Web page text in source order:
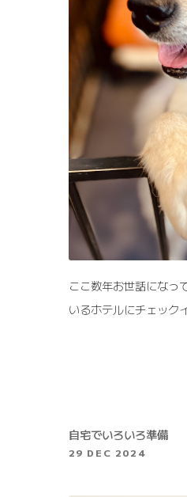
ここ数年お世話になっ
いるホテルにチェック
自宅でいろいろ準備
29 DEC 2024